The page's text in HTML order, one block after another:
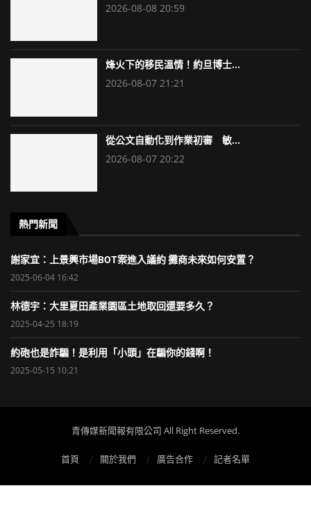
2026-08-08 20:59
烽火下的移民溫情！約旦博士...
2026-08-07 21:21
從公文自動化到作業初審 敏...
2026-08-07 20:22
熱門新聞
謝家宜：上景興市場BOT案進入議約 攤商未來如何安置？
2025-06-04 16:42
林德宇：大里夏田產業園區土地取回還要多久？
2025-04-25 18:19
約砲也是詐騙！是利用「小頭」在騙你的錢啊！
2025-05-15 10:21
青傳媒新聞報有限公司 All Right Reserved.
首頁 關於我們 廣告合作 記者名單